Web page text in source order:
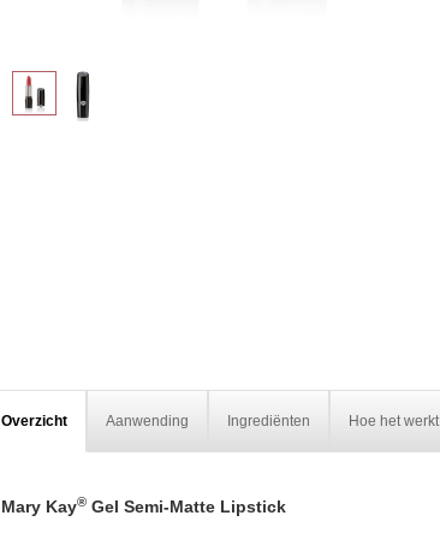
Overzicht Aanwending Ingrediënten Hoe het werkt
Mary Kay®Gel Semi-Matte Lipstick